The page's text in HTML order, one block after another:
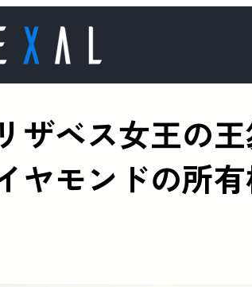
ザベス女王の
ヤモンドの所